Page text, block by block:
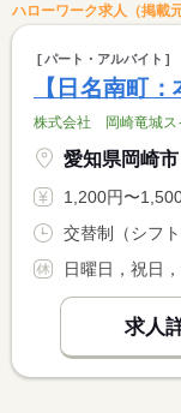
ハローワーク求人（掲載
パート・アルバイト
【日名南町
株式会社 岡崎竜城ス
愛知県岡崎市
1,200円〜1,500円 ※フルタイ
日曜日，祝日
求人